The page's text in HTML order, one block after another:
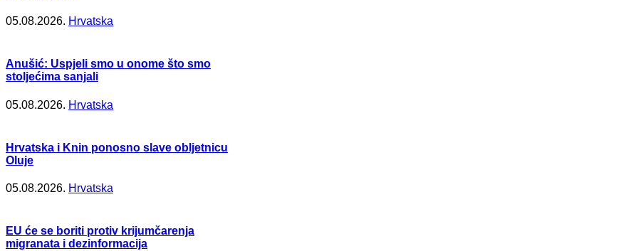
05.08.2026. Hrvatska
Anušić: Uspjeli smo u onome što smo
stoljećima sanjali
05.08.2026. Hrvatska
Hrvatska i Knin ponosno slave obljetnicu
Oluje
05.08.2026. Hrvatska
EU će se boriti protiv krijumčarenja
migranata i dezinformacija